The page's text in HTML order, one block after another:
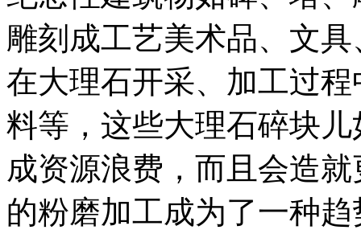
雕刻成工艺美术品、文
在大理石开采、加工过
料等，这些大理石碎块
成资源浪费，而且会造
的粉磨加工成为了一种